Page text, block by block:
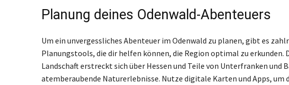
Planung deines Odenwald-Abenteuers
Um ein unvergessliches Abenteuer im Odenwald zu planen, gibt es
Planungstools, die dir helfen können, die Region optimal zu erkunden.
Landschaft erstreckt sich über Hessen und Teile von Unterfranken und
atemberaubende Naturerlebnisse. Nutze digitale Karten und Apps, um